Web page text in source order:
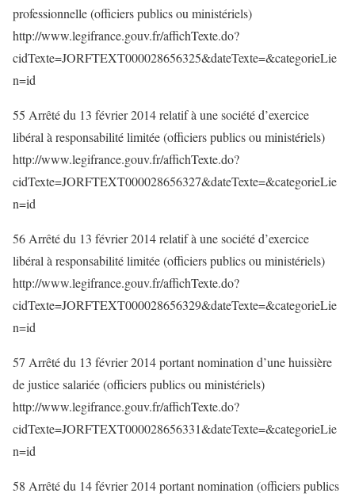
professionnelle (officiers publics ou ministériels)
http://www.legifrance.gouv.fr/affichTexte.do?
cidTexte=JORFTEXT000028656325&dateTexte=&categorieLie
n=id
55 Arrêté du 13 février 2014 relatif à une société d’exercice
libéral à responsabilité limitée (officiers publics ou ministériels)
http://www.legifrance.gouv.fr/affichTexte.do?
cidTexte=JORFTEXT000028656327&dateTexte=&categorieLie
n=id
56 Arrêté du 13 février 2014 relatif à une société d’exercice
libéral à responsabilité limitée (officiers publics ou ministériels)
http://www.legifrance.gouv.fr/affichTexte.do?
cidTexte=JORFTEXT000028656329&dateTexte=&categorieLie
n=id
57 Arrêté du 13 février 2014 portant nomination d’une huissière
de justice salariée (officiers publics ou ministériels)
http://www.legifrance.gouv.fr/affichTexte.do?
cidTexte=JORFTEXT000028656331&dateTexte=&categorieLie
n=id
58 Arrêté du 14 février 2014 portant nomination (officiers publics